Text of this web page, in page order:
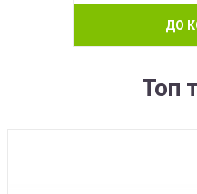
ДО
Топ